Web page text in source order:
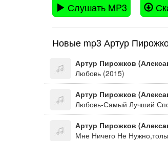
Слушать MP3
Новые mp3 Артур
Артур Пирожков
Любовь (2015)
Артур Пирожков
Любовь-Самый Лучший
Артур Пирожков
Мне Ничего Не